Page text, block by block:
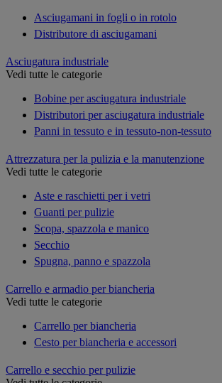
Asciugamani in fogli o in rotolo
Distributore di asciugamani
Asciugatura industriale
Vedi tutte le categorie
Bobine per asciugatura industriale
Distributori per asciugatura industriale
Panni in tessuto e in tessuto-non-tessuto
Attrezzatura per la pulizia e la manutenzione
Vedi tutte le categorie
Aste e raschietti per i vetri
Guanti per pulizie
Scopa, spazzola e manico
Secchio
Spugna, panno e spazzola
Carrello e armadio per biancheria
Vedi tutte le categorie
Carrello per biancheria
Cesto per biancheria e accessori
Carrello e secchio per pulizie